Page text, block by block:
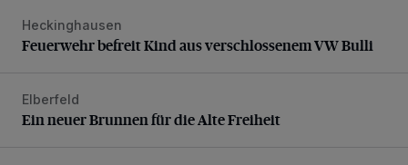
Feuerwehr befreit Kind aus verschlossenem VW Bulli
Heckinghausen
Feuerwehr befreit Kind aus verschlossenem VW Bulli
Ein neuer Brunnen für die Alte Freiheit
Elberfeld
Ein neuer Brunnen für die Alte Freiheit